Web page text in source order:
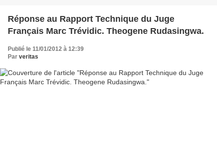
Réponse au Rapport Technique du Juge
Français Marc Trévidic. Theogene Rudasingwa.
Publié le 11/01/2012 à 12:39
Par veritas